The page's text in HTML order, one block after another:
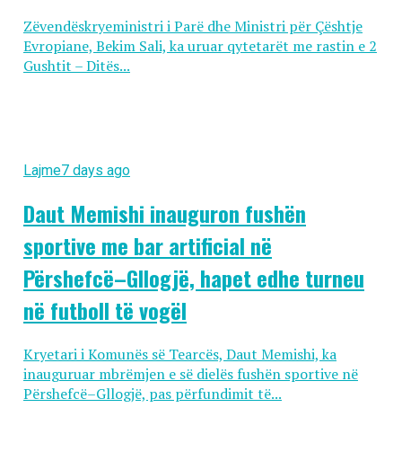
Zëvendëskryeministri i Parë dhe Ministri për Çështje
Evropiane, Bekim Sali, ka uruar qytetarët me rastin e 2
Gushtit – Ditës...
Lajme7 days ago
Daut Memishi inauguron fushën
sportive me bar artificial në
Përshefcë–Gllogjë, hapet edhe turneu
në futboll të vogël
Kryetari i Komunës së Tearcës, Daut Memishi, ka
inauguruar mbrëmjen e së dielës fushën sportive në
Përshefcë–Gllogjë, pas përfundimit të...